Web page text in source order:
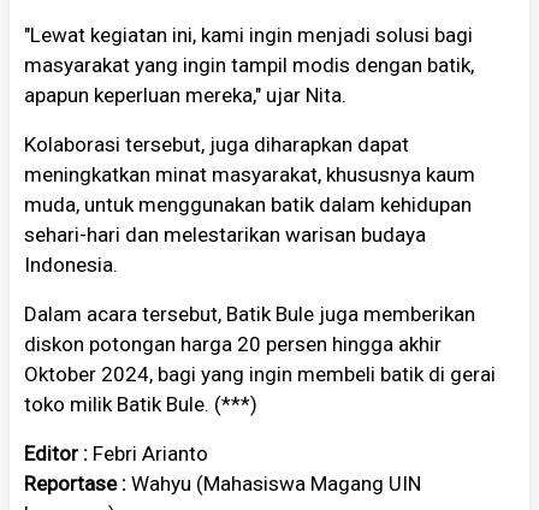
"Lewat kegiatan ini, kami ingin menjadi solusi bagi
masyarakat yang ingin tampil modis dengan batik,
apapun keperluan mereka," ujar Nita.
Kolaborasi tersebut, juga diharapkan dapat
meningkatkan minat masyarakat, khususnya kaum
muda, untuk menggunakan batik dalam kehidupan
sehari-hari dan melestarikan warisan budaya
Indonesia.
Dalam acara tersebut, Batik Bule juga memberikan
diskon potongan harga 20 persen hingga akhir
Oktober 2024, bagi yang ingin membeli batik di gerai
toko milik Batik Bule. (***)
Editor : Febri Arianto
Reportase : Wahyu (Mahasiswa Magang UIN